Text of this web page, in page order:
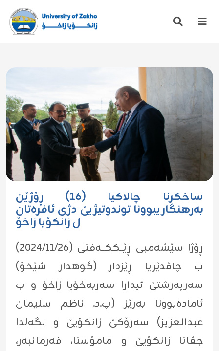
ساخکرنا چالاکیا (١٦) ڕۆژێن
بەرهنگاریبوونا توندوتیژیێ دژی ئافرەتان
ل زانکۆیا زاخۆ
ڕۆژا سێشەمبی ڕێــککــەفتی (٢٠٢٤/١١/٢٦)
ب چاڤدێریا ڕێزدار (گوهدار شێخۆ)
سەرپەرشتێ ئیدارا سەربەخۆیا زاخۆ و ب
ئامادەبوونا بەرێز (پ.د. ناظم سليمان
عبدالعزيز) سەرۆکێ زانکۆیێ و لگەلدا
جڤاتا زانکۆیێ و مامۆستا، فەرمانبەر،